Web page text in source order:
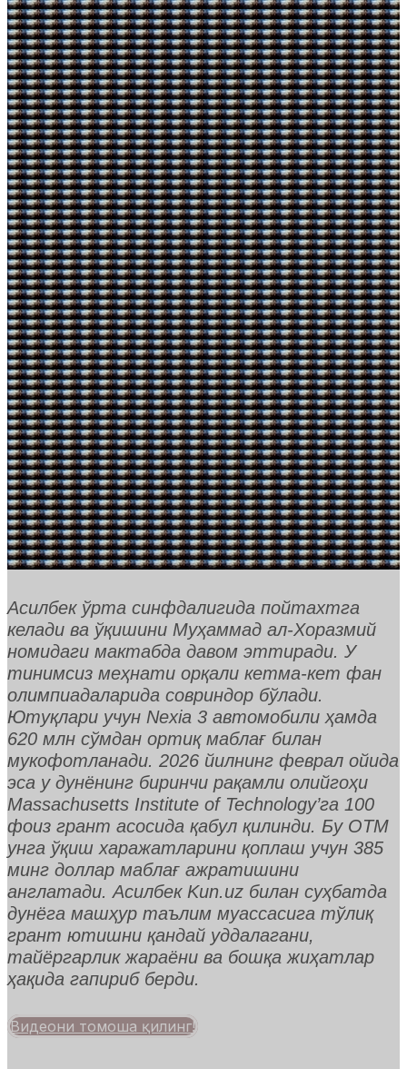
Асилбек ўрта синфдалигида пойтахтга
келади ва ўқишини Муҳаммад ал-Хоразмий
номидаги мактабда давом эттиради. У
тинимсиз меҳнати орқали кетма-кет фан
олимпиадаларида совриндор бўлади.
Ютуқлари учун Nexia 3 автомобили ҳамда
620 млн сўмдан ортиқ маблағ билан
мукофотланади. 2026 йилнинг феврал ойида
эса у дунёнинг биринчи рақамли олийгоҳи
Massachusetts Institute of Technology’га 100
фоиз грант асосида қабул қилинди. Бу ОТМ
унга ўқиш харажатларини қоплаш учун 385
минг доллар маблағ ажратишини
англатади. Асилбек Kun.uz билан суҳбатда
дунёга машҳур таълим муассасига тўлиқ
грант ютишни қандай уддалагани,
тайёргарлик жараёни ва бошқа жиҳатлар
ҳақида гапириб берди.
Видеони томоша қилинг!